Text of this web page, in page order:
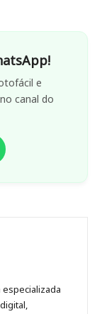
e
canal do